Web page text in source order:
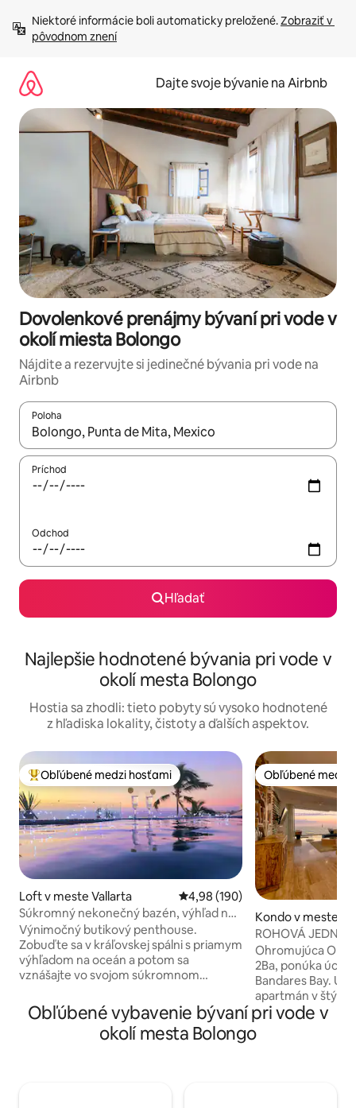
obsah.
Niektoré informácie boli automaticky preložené. Zobraziť v
pôvodnom znení
Dajte svoje bývanie na Airbnb
Dovolenkové prenájmy bývaní pri vode v
okolí miesta Bolongo
Nájdite a rezervujte si jedinečné bývania pri vode na
Airbnb
Poloha
Keď budú výsledky k dispozícii, môžete si ich prechádzať
Príchod
Odchod
Hľadať
Najlepšie hodnotené bývania pri vode v
okolí mesta Bolongo
Hostia sa zhodli: tieto pobyty sú vysoko hodnotené
z hľadiska lokality, čistoty a ďalších aspektov.
Najobľúbenejšie medzi hosťami
Obľúbené medzi hosťami
Loft v meste Vallarta Priemerné ohodnotenie 4,98 z
4,98 (190)
Súkromný nekonečný bazén, výhľad na
oceán, penthouse, pláž
Výnimočný butikový penthouse.
Zobuďte sa v kráľovskej spálni s priamym
výhľadom na oceán a potom sa
vznášajte vo svojom súkromnom
oceán rozprestiera až k obzoru. Ideálne
na romantický únik. V obývacom
priestore je otočný inteligentný
Obľúbené medzi
Obľúbené medzi
Kondo v meste
ROHOVÁ
LUXUSNÁ PRED
Ohromujúca
2Ba, ponúka úchvatný výhľad na záliv
Bandares Bay.
apartmán v štýle
bazénmi,
hodinovou
Obľúbené vybavenie bývaní pri vode v
okolí mesta Bolongo